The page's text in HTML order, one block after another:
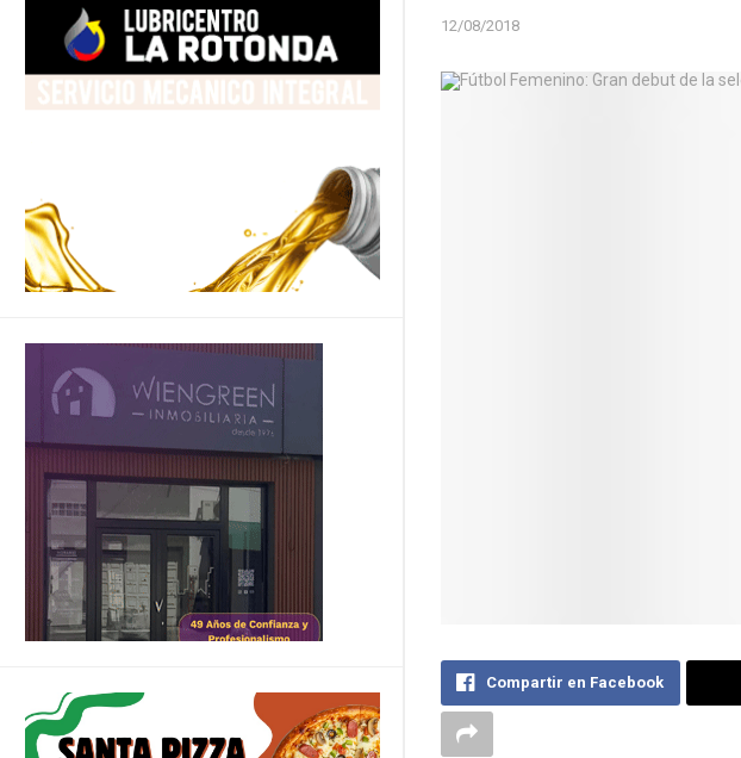
12/08/2018
Compartir en Facebook